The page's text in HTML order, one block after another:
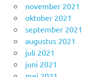
november 2021
oktober 2021
september 2021
augustus 2021
juli 2021
juni 2021